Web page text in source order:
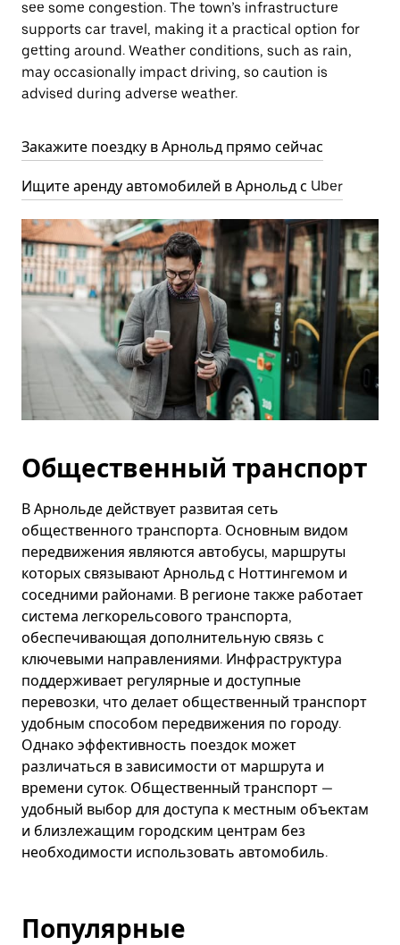
see some congestion. The town’s infrastructure
supports car travel, making it a practical option for
getting around. Weather conditions, such as rain,
may occasionally impact driving, so caution is
advised during adverse weather.
Закажите поездку в Арнольд прямо сейчас
Ищите аренду автомобилей в Арнольд с Uber
Общественный транспорт
В Арнольде действует развитая сеть
общественного транспорта. Основным видом
передвижения являются автобусы, маршруты
которых связывают Арнольд с Ноттингемом и
соседними районами. В регионе также работает
система легкорельсового транспорта,
обеспечивающая дополнительную связь с
ключевыми направлениями. Инфраструктура
поддерживает регулярные и доступные
перевозки, что делает общественный транспорт
удобным способом передвижения по городу.
Однако эффективность поездок может
различаться в зависимости от маршрута и
времени суток. Общественный транспорт —
удобный выбор для доступа к местным объектам
и близлежащим городским центрам без
необходимости использовать автомобиль.
Популярные